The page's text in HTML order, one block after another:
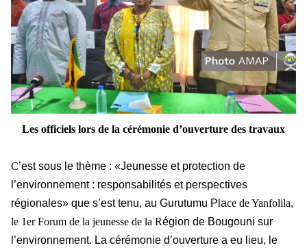
Les officiels lors de la cérémonie d’ouverture des travaux
C’est sous le thème : «Jeunesse et protection de
l’environnement : responsabilités et perspectives
régionales» que s’est tenu, au Gurutumu Place de Yanfolila,
le 1er Forum de la jeunesse de la Région de Bougouni sur
l’environnement. La cérémonie d’ouverture a eu lieu, le